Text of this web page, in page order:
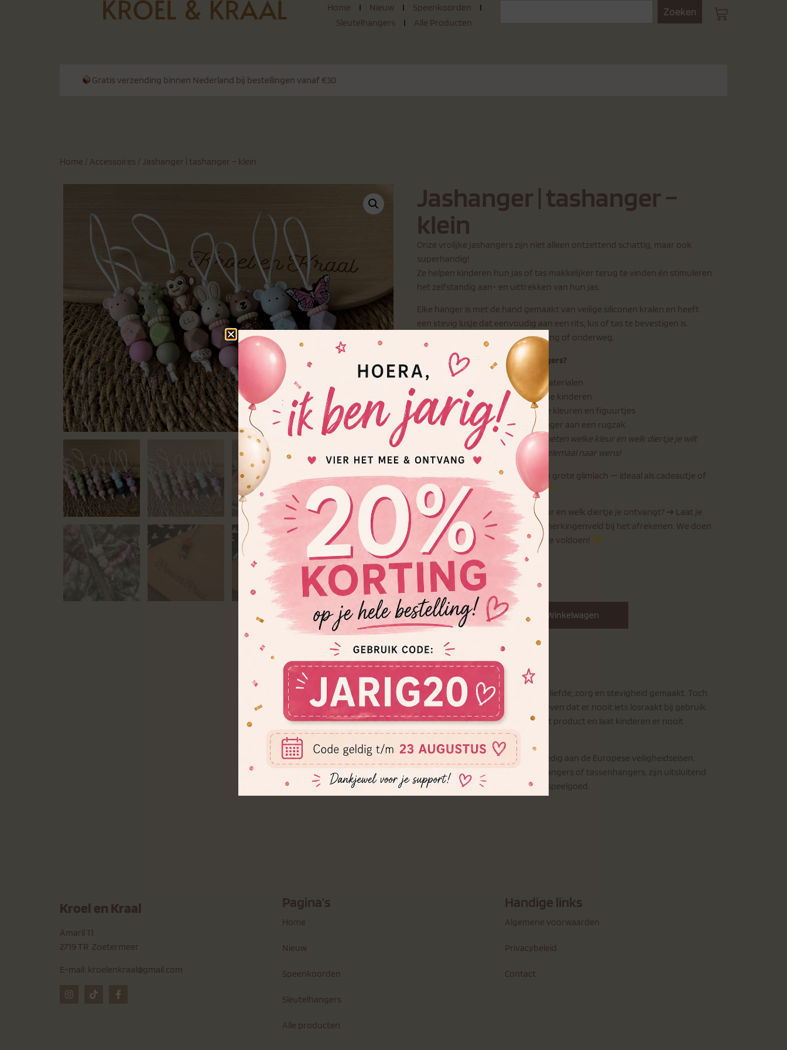
Home Nieuw
Speenkoorden
Sleutelhangers
Alle Producten
Zoeken
Gratis verzending binnen Nederland bij bestellingen vanaf €30
Home / Accessoires / Jashanger | tashanger – klein
Jashanger | tashanger –
klein
Onze vrolijke jashangers zijn niet alleen ontzettend schattig, maar ook
superhandig!
Ze helpen kinderen hun jas of tas makkelijker terug te vinden én stimuleren
het zelfstandig aan- en uittrekken van hun jas.
Elke hanger is met de hand gemaakt van veilige siliconen kralen en heeft
een stevig lusje dat eenvoudig aan een rits, lus of tas te bevestigen is.
Perfect voor naar school, de opvang of onderweg.
Waarom kiezen voor onze jashangers?
Handgemaakt van veilige materialen
Leuk én praktisch voor jonge kinderen
Verkrijgbaar in verschillende kleuren en figuurtjes
Ook te gebruiken als tashanger aan een rugzak
Laat in het opmerkingenveld weten welke kleur en welk diertje je wilt
ontvangen, dan maken wij hem helemaal naar wens!
Een klein detail dat zorgt voor een grote glimlach — ideaal als cadeautje of
handig accessoire voor elk kind.
Let op: Wil je zelf kiezen welke kleur en welk diertje je ontvangt? ➔ Laat je
voorkeuren dan achter in het opmerkingenveld bij het afrekenen. We doen
altijd ons best om aan je wensen te voldoen!
€ 5,00 Incl. BTW
Toevoegen Aan Winkelwagen
Onze producten worden met veel liefde, zorg en stevigheid gemaakt. Toch
kunnen wij geen 100% garantie geven dat er nooit iets losraakt bij gebruik.
Controleer daarom regelmatig het product en laat kinderen er nooit
onbeheerd mee spelen.
Onze speenkoorden voldoen volledig aan de Europese veiligheidseisen.
Andere producten, zoals sleutelhangers of tassenhangers, zijn uitsluitend
bedoeld als accessoire en niet als speelgoed.
Kroel en Kraal
Amaril 11
2719 TR Zoetermeer
E-mail: kroelenkraal@gmail.com
Pagina's
Home
Nieuw
Speenkoorden
Sleutelhangers
Alle producten
Handige links
Algemene voorwaarden
Privacybeleid
Contact